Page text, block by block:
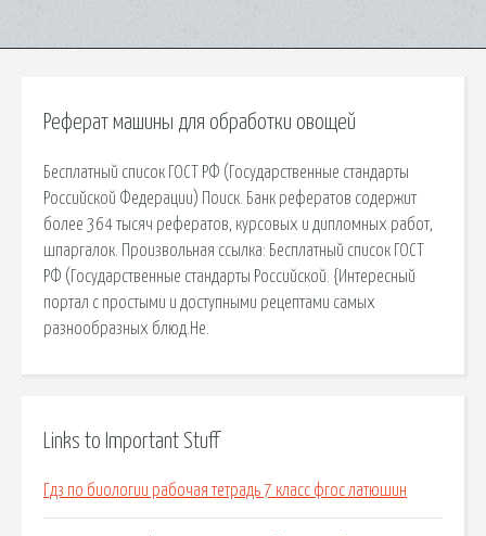
Реферат машины для обработки овощей
Бесплатный список ГОСТ РФ (Государственные стандарты
Российской Федерации) Поиск. Банк рефератов содержит
более 364 тысяч рефератов, курсовых и дипломных работ,
шпаргалок. Произвольная ссылка: Бесплатный список ГОСТ
РФ (Государственные стандарты Российской. {Интересный
портал с простыми и доступными рецептами самых
разнообразных блюд.Не.
Links to Important Stuff
Гдз по биологии рабочая тетрадь 7 класс фгос латюшин